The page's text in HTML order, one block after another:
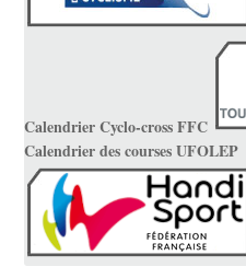
Calendrier Cyclo-cross FFC
Calendrier des courses UFOLEP